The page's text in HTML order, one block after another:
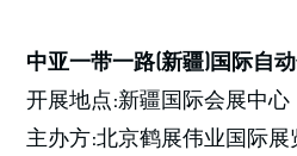
中亚一带一路(新疆)国际自
开展地点:新疆国际会展中心
主办方:北京鹤展伟业国际展